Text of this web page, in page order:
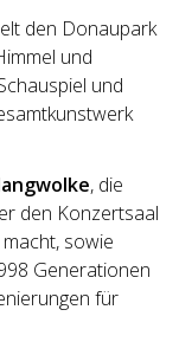
den Donaupark
und
und
, die
den Konzertsaal
sowie
Generationen
für